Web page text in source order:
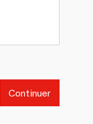
Continuer